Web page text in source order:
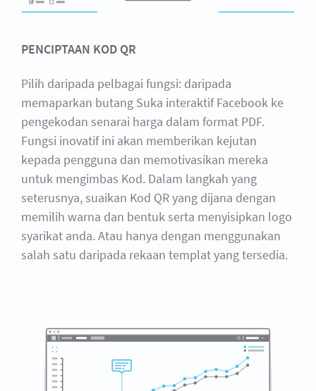
PENCIPTAAN KOD QR
Pilih daripada pelbagai fungsi: daripada
memaparkan butang Suka interaktif Facebook ke
pengekodan senarai harga dalam format PDF.
Fungsi inovatif ini akan memberikan kejutan
kepada pengguna dan memotivasikan mereka
untuk mengimbas Kod. Dalam langkah yang
seterusnya, suaikan Kod QR yang dijana dengan
memilih warna dan bentuk serta menyisipkan logo
syarikat anda. Atau hanya dengan menggunakan
salah satu daripada rekaan templat yang tersedia.